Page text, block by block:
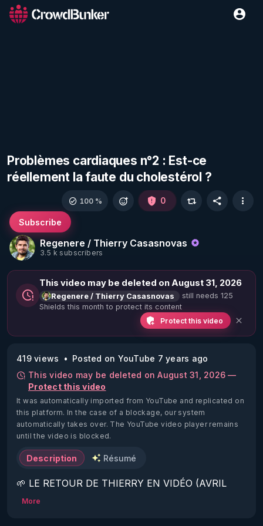
Problèmes cardiaques n°2 : Est-ce
réellement la faute du cholestérol ?
Regenere / Thierry Casasnovas
3.5 k subscribers
Subscribe
100 % 0
This video may be deleted on August 31, 2026
Regenere / Thierry Casasnovas
still needs 125
Shields this month to protect its content
Protect this video
419 views
Posted on YouTube 7 years ago
This video may be deleted on August 31, 2026 —
Protect this video
It was automatically imported from YouTube and replicated on
this platform. In the case of a blockage, our system
automatically takes over. The YouTube video player remains
until the video is blocked.
Description Résumé
🌱 LE RETOUR DE THIERRY EN VIDÉO (AVRIL
2022)!
More